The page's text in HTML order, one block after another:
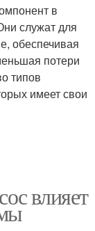
в
служат для
обеспечивая
потери
типов
имеет свои
влияет